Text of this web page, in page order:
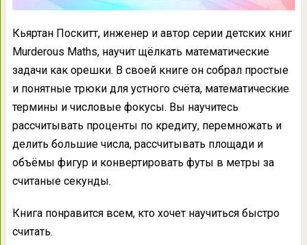
Кьяртан Поскитт, инженер и автор серии детских книг
Murderous Maths, научит щёлкать математические
задачи как орешки. В своей книге он собрал простые
и понятные трюки для устного счёта, математические
термины и числовые фокусы. Вы научитесь
рассчитывать проценты по кредиту, перемножать и
делить большие числа, рассчитывать площади и
объёмы фигур и конвертировать футы в метры за
считаные секунды.
Книга понравится всем, кто хочет научиться быстро
считать.